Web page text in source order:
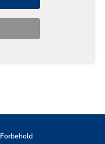
Forbehold